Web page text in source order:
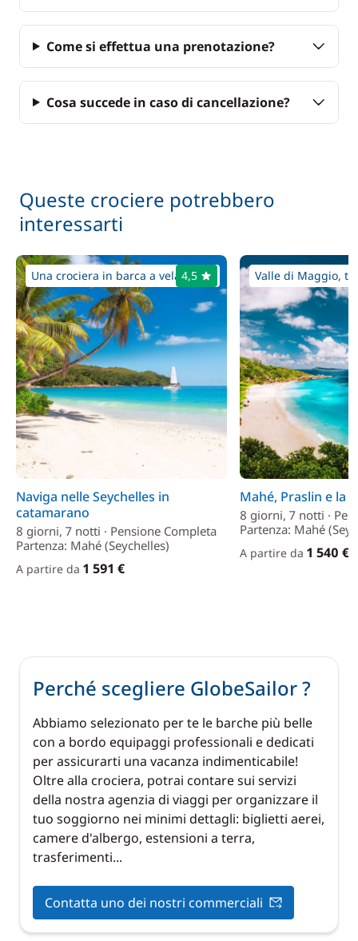
Come si effettua una prenotazione?
Cosa succede in caso di cancellazione?
Queste crociere potrebbero
interessarti
Una crociera in barca a vela fuor...
4,5
Naviga nelle Seychelles in
catamarano
8 giorni, 7 notti · Pensione Completa
Partenza: Mahé (Seychelles)
A partire da 1 591 €
Valle di Maggio,
Mahé, Praslin e la
8 giorni, 7 notti ·
Partenza: Mahé
A partire da 1 540 €
Perché scegliere GlobeSailor ?
Abbiamo selezionato per te le barche più belle
con a bordo equipaggi professionali e dedicati
per assicurarti una vacanza indimenticabile!
Oltre alla crociera, potrai contare sui servizi
della nostra agenzia di viaggi per organizzare il
tuo soggiorno nei minimi dettagli: biglietti aerei,
camere d'albergo, estensioni a terra,
trasferimenti...
Contatta uno dei nostri commerciali